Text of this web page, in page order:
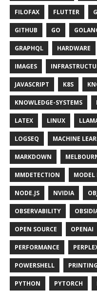
FILOFAX FLUTTER
GITHUB GO
GRAPHQL HARDWARE
IMAGES
JAVASCRIPT K8S
KNOWLEDGE-SYSTEMS
LATEX LINUX
LOGSEQ MACHINE
MARKDOWN
MMDETECTION MODEL
NODE.JS NVIDIA
OBSERVABILITY
OPEN SOURCE OPENAI
PERFORMANCE
POWERSHELL PRINTING
PYTHON PYTORCH